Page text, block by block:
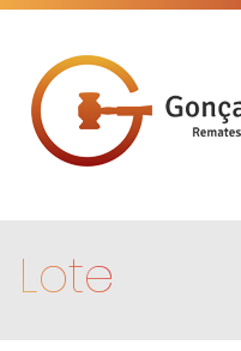
Lote